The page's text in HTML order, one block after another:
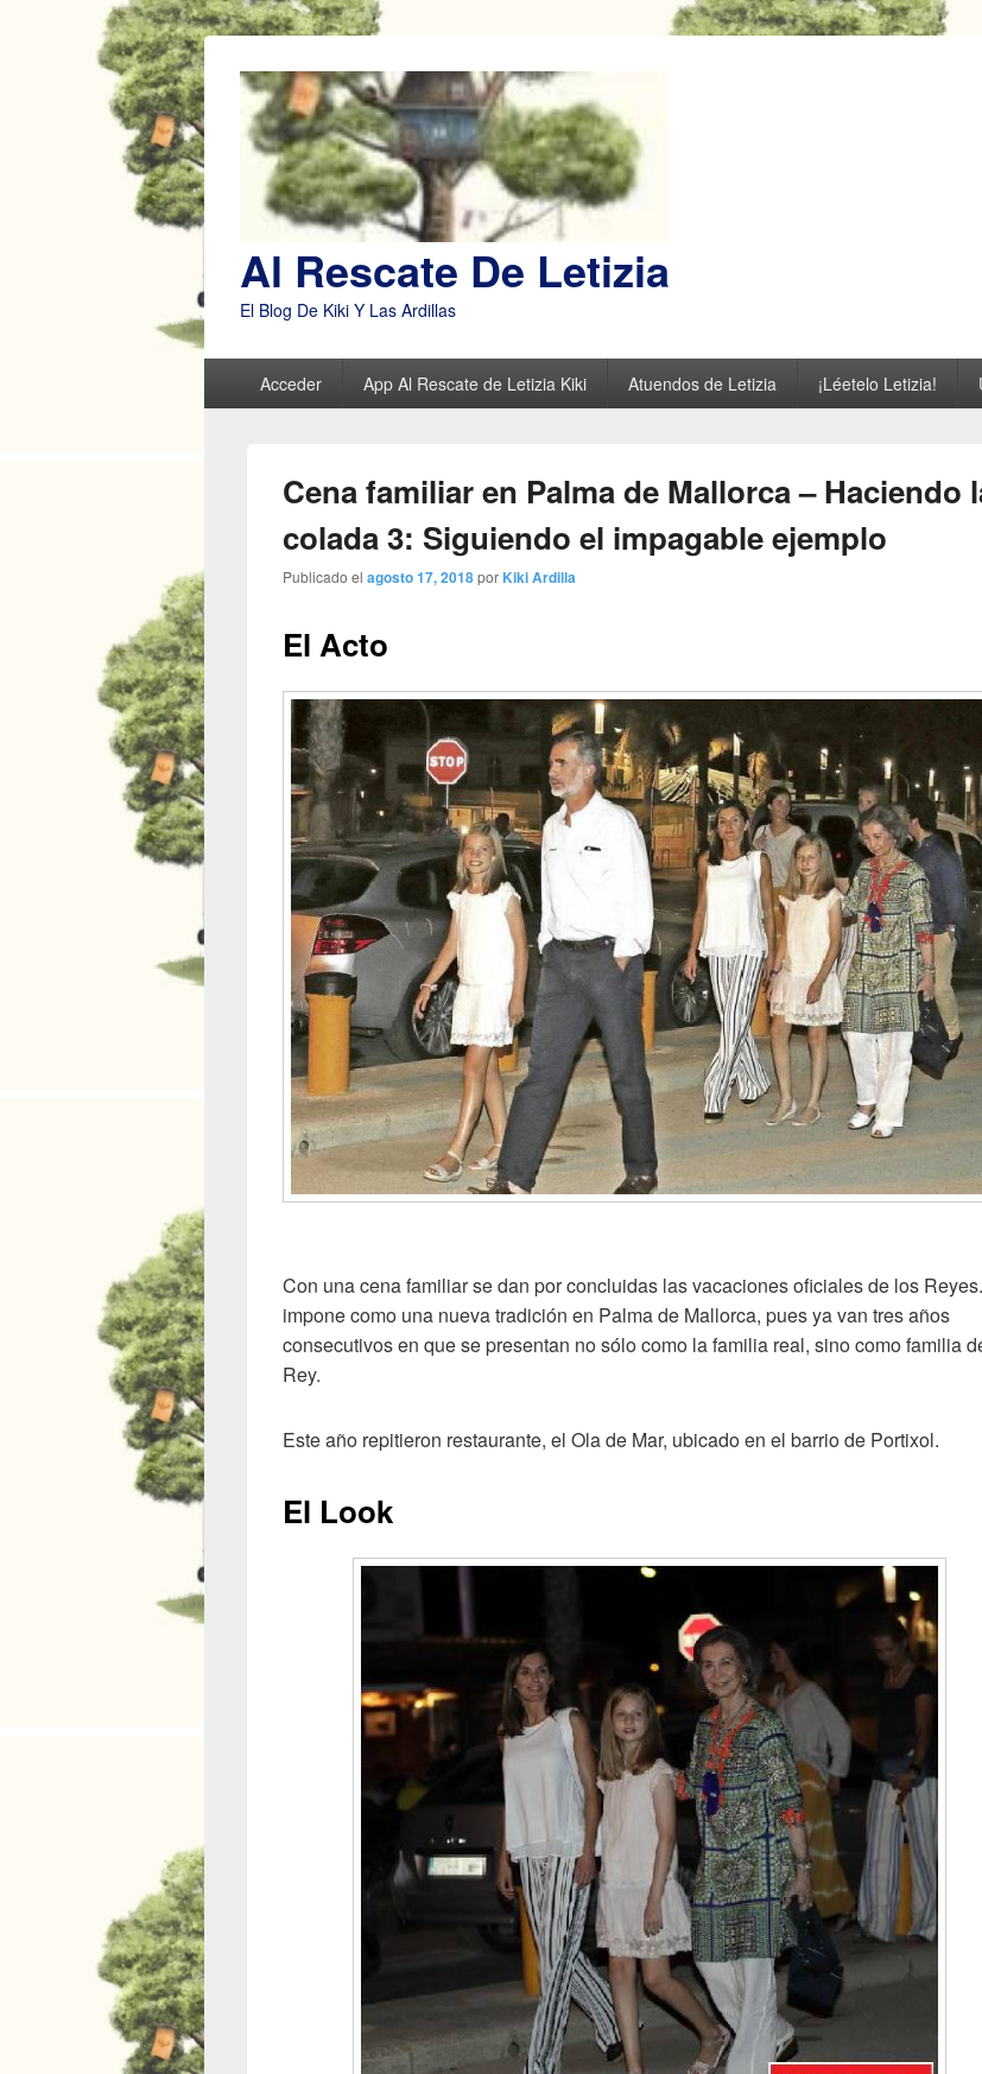
Al Rescate De Letizia
El Blog De Kiki Y Las Ardillas
principalAcceder App Al Rescate de Letizia Kiki Atuendos de Letizia ¡Léetelo Letizia!
Cena familiar en Palma de Mallorca – Haciendo
colada 3: Siguiendo el impagable ejemplo
Publicado el agosto 17, 2018por Kiki Ardilla
El Acto
Con una cena familiar se dan por concluidas las vacaciones oficiales de los
impone como una nueva tradición en Palma de Mallorca, pues ya van tres años
consecutivos en que se presentan no sólo como la familia real, sino como familia
Rey.
Este año repitieron restaurante, el Ola de Mar, ubicado en el barrio de Portixol.
El Look